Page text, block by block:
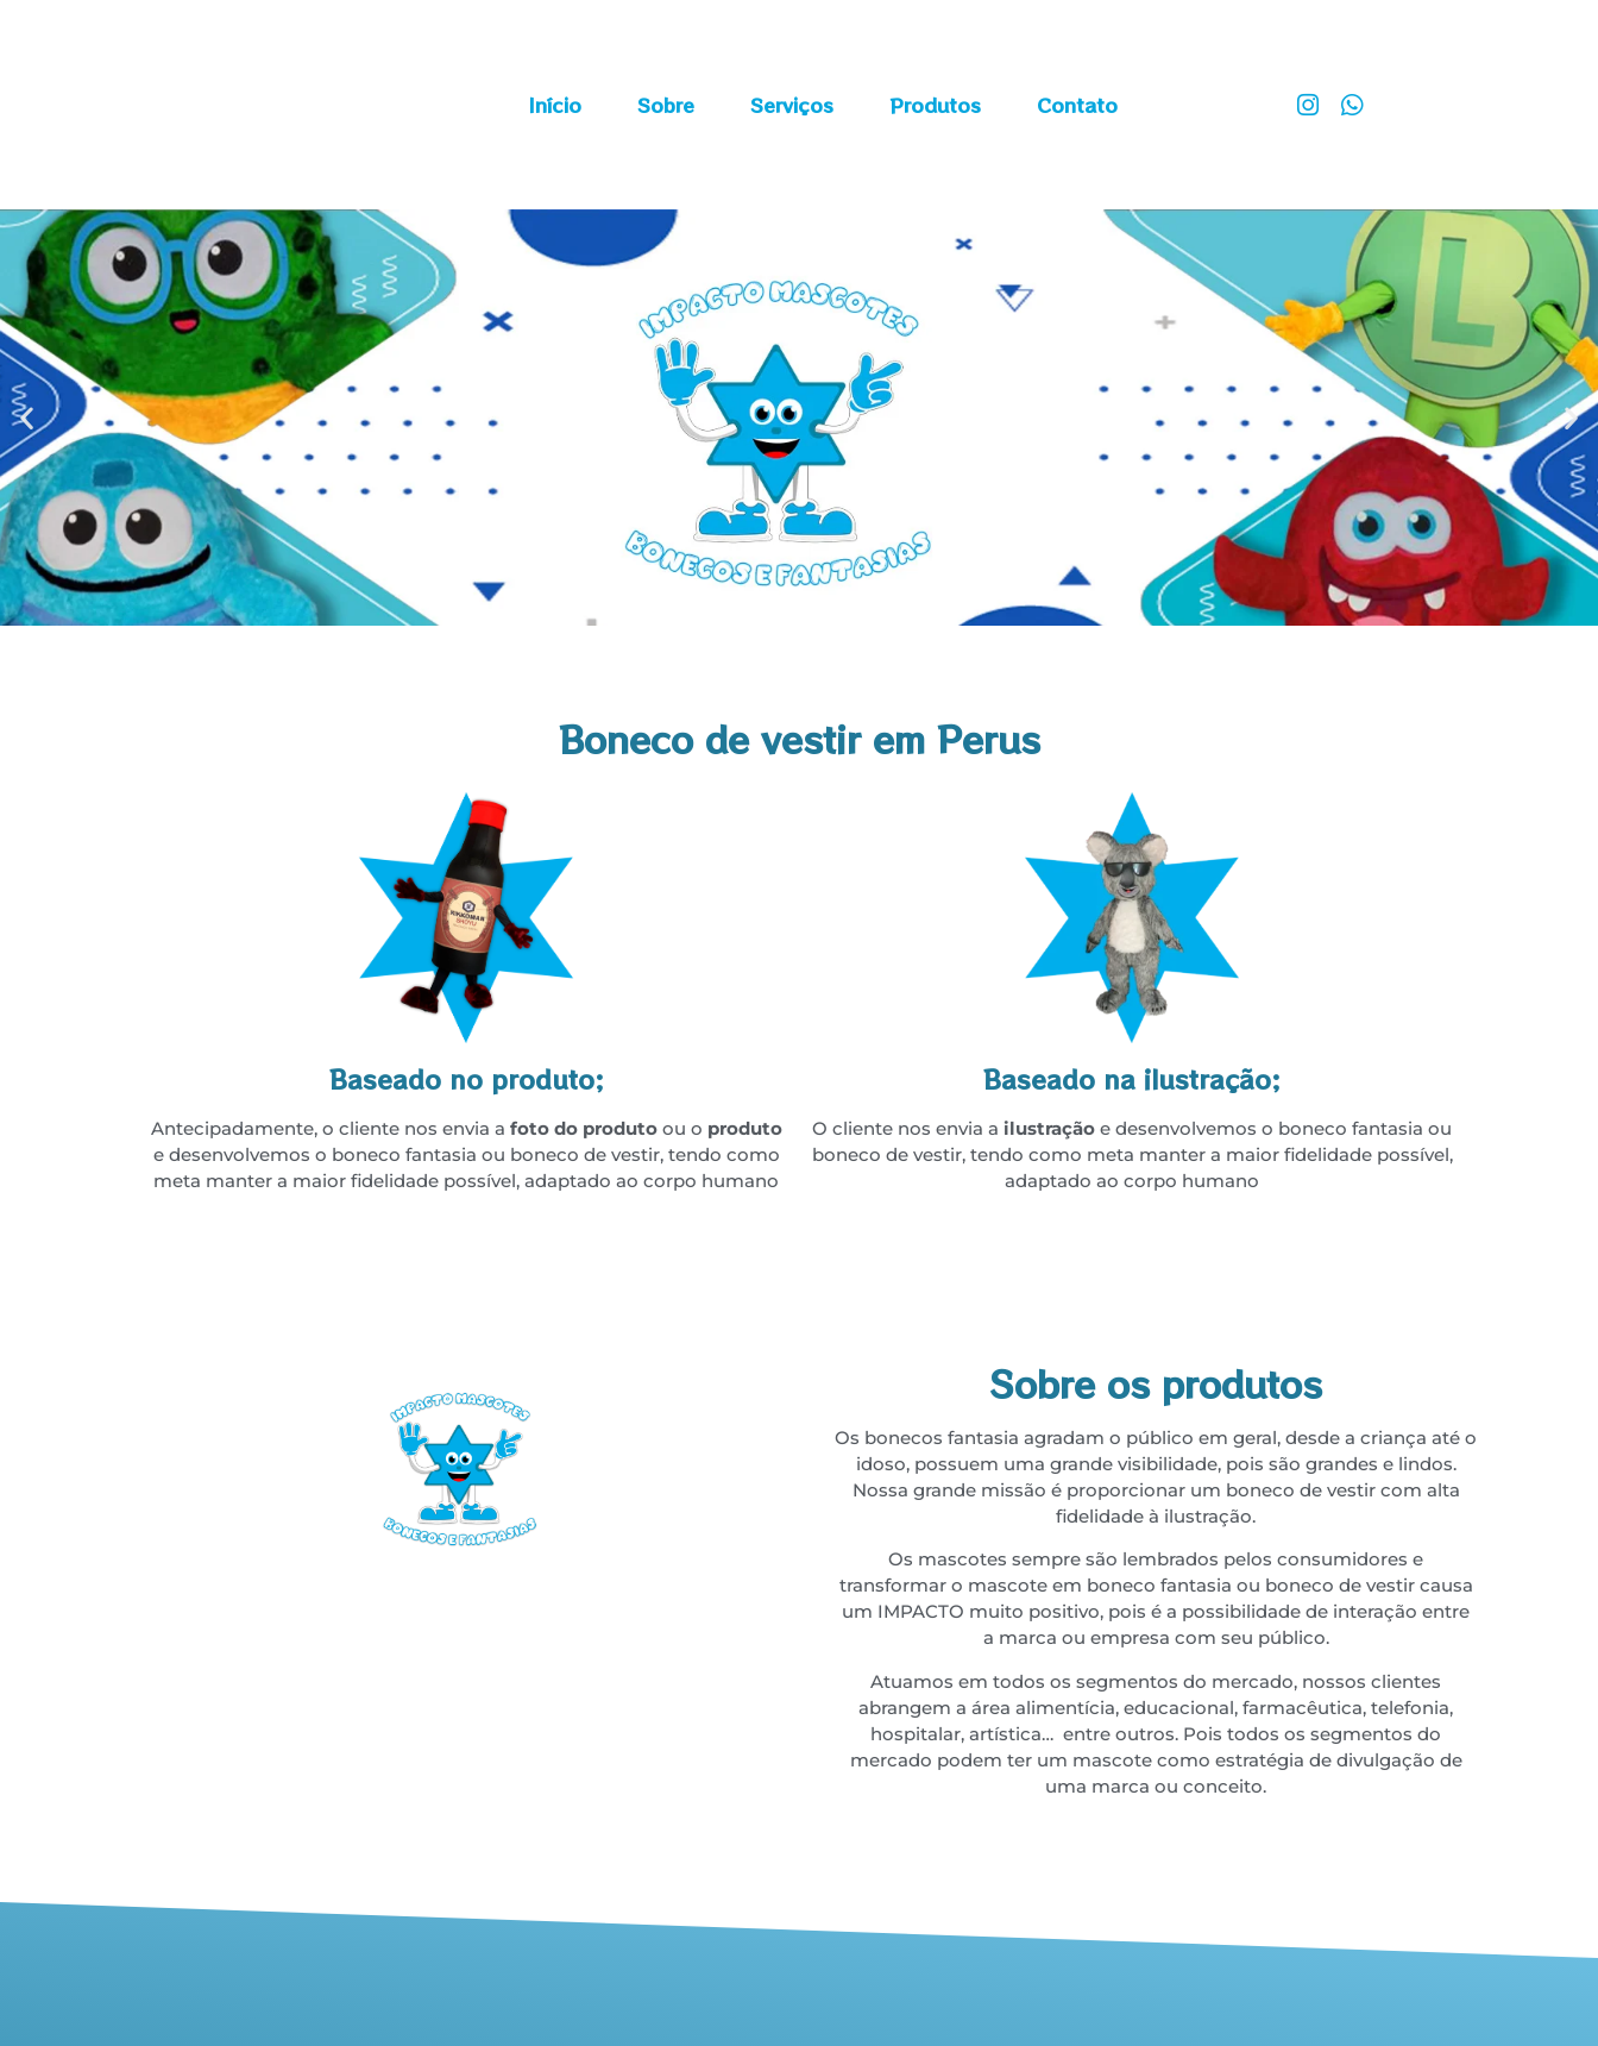
Início Sobre Serviços Produtos Contato
Boneco de vestir em Perus
Baseado no produto;
Antecipadamente, o cliente nos envia a foto do produtoou o produto
e desenvolvemos o boneco fantasia ou boneco de vestir, tendo como
meta manter a maior fidelidade possível, adaptado ao corpo humano
Baseado na ilustração;
O cliente nos envia a ilustração e desenvolvemos o boneco fantasia ou
boneco de vestir, tendo como meta manter a maior fidelidade possível,
adaptado ao corpo humano
Sobre os produtos
Os bonecos fantasia agradam o público em geral, desde a criança até o
idoso, possuem uma grande visibilidade, pois são grandes e lindos.
Nossa grande missão é proporcionar um boneco de vestir com alta
fidelidade à ilustração.
Os mascotes sempre são lembrados pelos consumidores e
transformar o mascote em boneco fantasia ou boneco de vestir causa
um IMPACTO muito positivo, pois é a possibilidade de interação entre
a marca ou empresa com seu público.
Atuamos em todos os segmentos do mercado, nossos clientes
abrangem a área alimentícia, educacional, farmacêutica, telefonia,
hospitalar, artística… entre outros. Pois todos os segmentos do
mercado podem ter um mascote como estratégia de divulgação de
uma marca ou conceito.